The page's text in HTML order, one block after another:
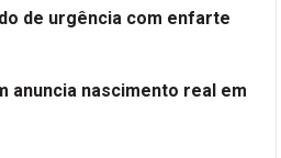
de urgência com enfarte
anuncia nascimento real em